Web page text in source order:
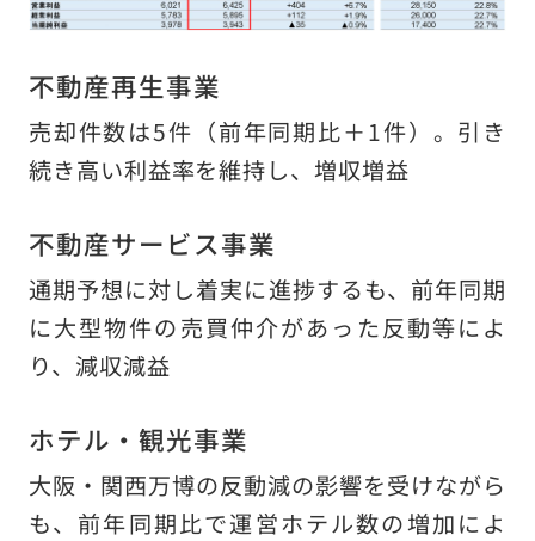
不動産再生事業
売却件数は5件（前年同期比＋1件）。引き
続き高い利益率を維持し、増収増益
不動産サービス事業
通期予想に対し着実に進捗するも、前年同期
に大型物件の売買仲介があった反動等によ
り、減収減益
ホテル・観光事業
大阪・関西万博の反動減の影響を受けながら
も、前年同期比で運営ホテル数の増加によ